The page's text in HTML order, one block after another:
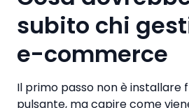
subito chi
e-commerce
Il primo passo non è
pulsante, ma capire come